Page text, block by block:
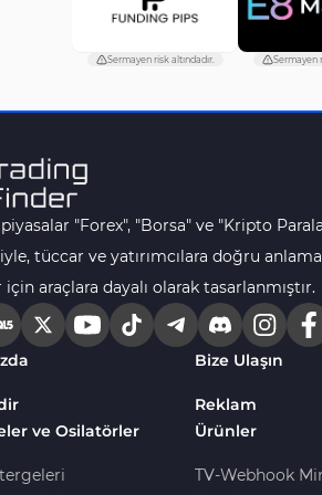
MT4
Göstergeleri 344
MT4
19
Göstergeleri
Sermayen risk altındadır. Sermayen
"Forex", "Borsa" ve "Kripto
tüccar ve yatırımcılara doğru
araçlara dayalı olarak tasarlanmıştır.
Bize Ulaşın
Reklam
ve Osilatörler
Ürünler
TV-Webhook